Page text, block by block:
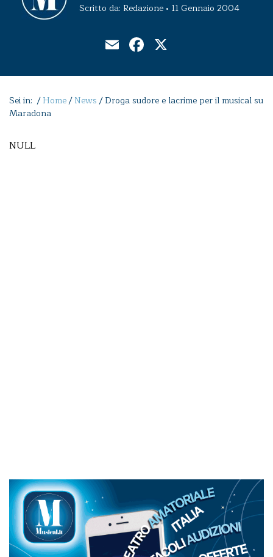
Scritto da: Redazione • 11 Gennaio 2004
EmailFacebook
Sei in: /Home/News /Droga sudore e lacrime per il musical su
Maradona
NULL